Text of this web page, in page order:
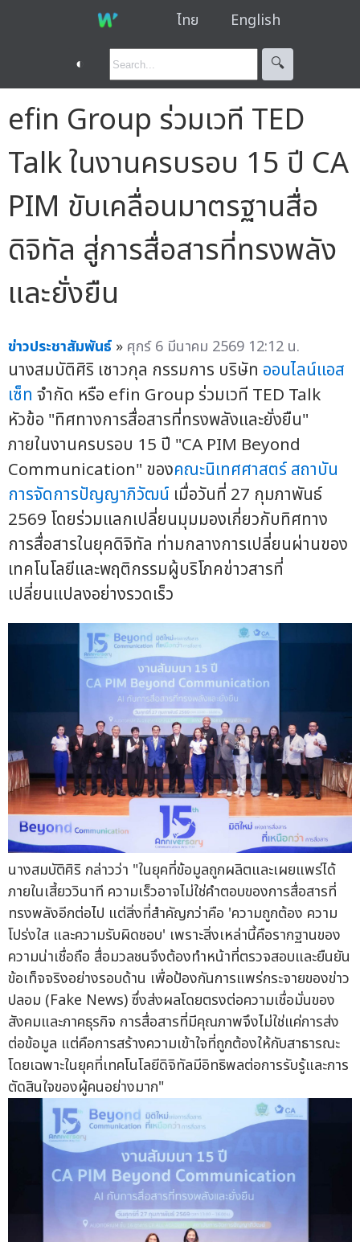
ไทย English
◐ 🔍︎
efin Group ร่วมเวที TED
Talk ในงานครบรอบ 15 ปี CA
PIM ขับเคลื่อนมาตรฐานสื่อ
ดิจิทัล สู่การสื่อสารที่ทรงพลัง
และยั่งยืน
ข่าวประชาสัมพันธ์ » ศุกร์ 6 มีนาคม 2569 12:12 น.
นางสมบัติศิริ เชาวกุล กรรมการ บริษัท ออนไลน์แอส
เซ็ท จำกัด หรือ efin Group ร่วมเวที TED Talk
หัวข้อ "ทิศทางการสื่อสารที่ทรงพลังและยั่งยืน"
ภายในงานครบรอบ 15 ปี "CA PIM Beyond
Communication" ของคณะนิเทศศาสตร์สถาบัน
การจัดการปัญญาภิวัฒน์ เมื่อวันที่ 27 กุมภาพันธ์
2569 โดยร่วมแลกเปลี่ยนมุมมองเกี่ยวกับทิศทาง
การสื่อสารในยุคดิจิทัล ท่ามกลางการเปลี่ยนผ่านของ
เทคโนโลยีและพฤติกรรมผู้บริโภคข่าวสารที่
เปลี่ยนแปลงอย่างรวดเร็ว
นางสมบัติศิริ กล่าวว่า "ในยุคที่ข้อมูลถูกผลิตและเผยแพร่ได้
ภายในเสี้ยววินาที ความเร็วอาจไม่ใช่คำตอบของการสื่อสารที่
ทรงพลังอีกต่อไป แต่สิ่งที่สำคัญกว่าคือ 'ความถูกต้อง ความ
โปร่งใส และความรับผิดชอบ' เพราะสิ่งเหล่านี้คือรากฐานของ
ความน่าเชื่อถือ สื่อมวลชนจึงต้องทำหน้าที่ตรวจสอบและยืนยัน
ข้อเท็จจริงอย่างรอบด้าน เพื่อป้องกันการแพร่กระจายของข่าว
ปลอม (Fake News) ซึ่งส่งผลโดยตรงต่อความเชื่อมั่นของ
สังคมและภาคธุรกิจ การสื่อสารที่มีคุณภาพจึงไม่ใช่แค่การส่ง
ต่อข้อมูล แต่คือการสร้างความเข้าใจที่ถูกต้องให้กับสาธารณะ
โดยเฉพาะในยุคที่เทคโนโลยีดิจิทัลมีอิทธิพลต่อการรับรู้และการ
ตัดสินใจของผู้คนอย่างมาก"